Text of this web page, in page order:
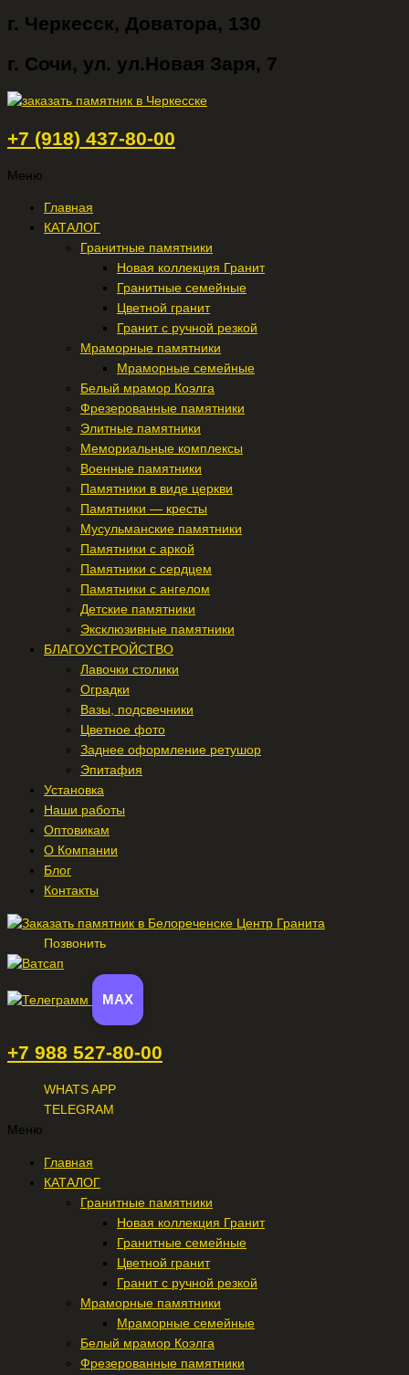
г. Черкесск, Доватора, 130
г. Сочи, ул. ул.Новая Заря, 7
+7 (918) 437-80-00
Меню
Главная
КАТАЛОГ
Гранитные памятники
Новая коллекция Гранит
Гранитные семейные
Цветной гранит
Гранит с ручной резкой
Мраморные памятники
Мраморные семейные
Белый мрамор Коэлга
Фрезерованные памятники
Элитные памятники
Мемориальные комплексы
Военные памятники
Памятники в виде церкви
Памятники — кресты
Мусульманские памятники
Памятники с аркой
Памятники с сердцем
Памятники с ангелом
Детские памятники
Эксклюзивные памятники
БЛАГОУСТРОЙСТВО
Лавочки столики
Оградки
Вазы, подсвечники
Цветное фото
Заднее оформление ретушор
Эпитафия
Установка
Наши работы
Оптовикам
О Компании
Блог
Контакты
Позвонить
MAX
+7 988 527-80-00
WHATS APP
TELEGRAM
Меню
Главная
КАТАЛОГ
Гранитные памятники
Новая коллекция Гранит
Гранитные семейные
Цветной гранит
Гранит с ручной резкой
Мраморные памятники
Мраморные семейные
Белый мрамор Коэлга
Фрезерованные памятники